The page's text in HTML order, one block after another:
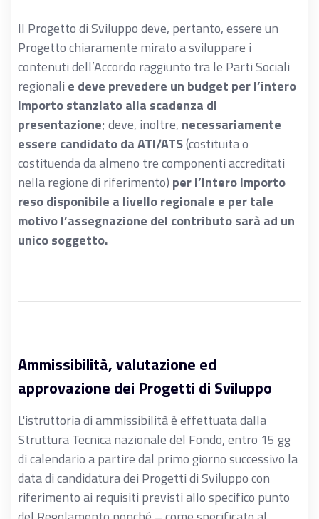
Il Progetto di Sviluppo deve, pertanto, essere un
Progetto chiaramente mirato a sviluppare i
contenuti dell’Accordo raggiunto tra le Parti Sociali
regionali e deve prevedere un budget per l’intero
importo stanziato alla scadenza di
presentazione; deve, inoltre, necessariamente
essere candidato da ATI/ATS(costituita o
costituenda da almeno tre componenti accreditati
nella regione di riferimento) per l’intero importo
reso disponibile a livello regionale e per tale
motivo l’assegnazione del contributo sarà ad un
unico soggetto.
Ammissibilità, valutazione ed
approvazione dei Progetti di Sviluppo
L'istruttoria di ammissibilità è effettuata dalla
Struttura Tecnica nazionale del Fondo, entro 15 gg
di calendario a partire dal primo giorno successivo la
data di candidatura dei Progetti di Sviluppo con
riferimento ai requisiti previsti allo specifico punto